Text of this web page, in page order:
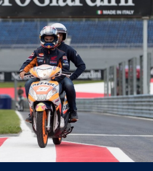
Alle anzeigen
Alle anzeigen